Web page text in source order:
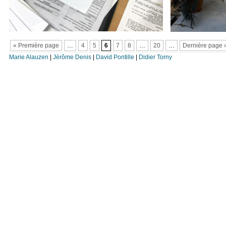
« Première page … 4 5 6 7 8 … 20 …
Dernière page
Marie Alauzen
Jérôme Denis| David Pontille Didier Torny